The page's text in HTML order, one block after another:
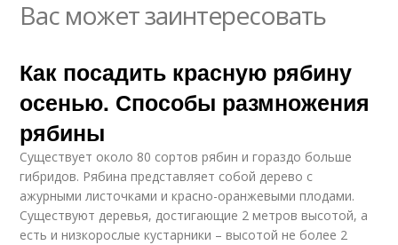
Вас может заинтересовать
Как посадить красную рябину
осенью. Способы размножения
рябины
Существует около 80 сортов рябин и гораздо больше
гибридов. Рябина представляет собой дерево с
ажурными листочками и красно-оранжевыми плодами.
Существуют деревья, достигающие 2 метров высотой, а
есть и низкорослые кустарники – высотой не более 2